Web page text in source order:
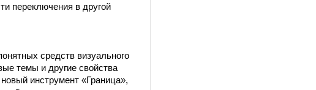
переключения в другой
средств визуального
темы и другие свойства
инструмент «Граница»,